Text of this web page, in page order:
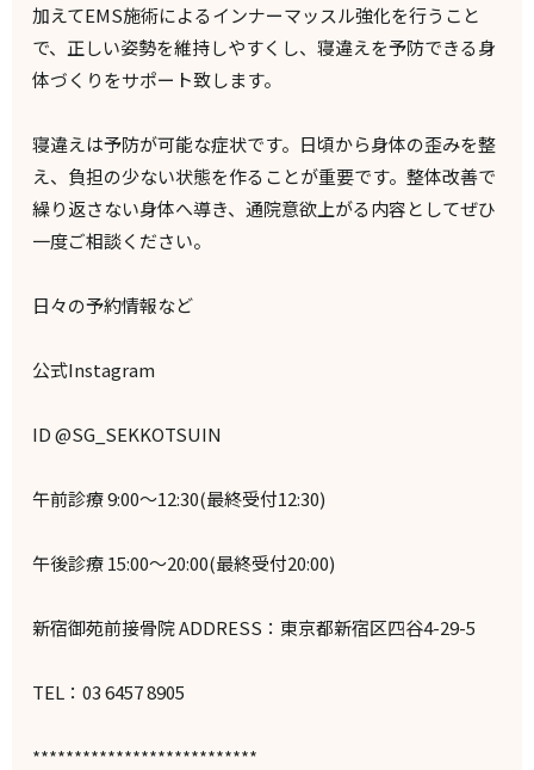
加えてEMS施術によるインナーマッスル強化を行うこと
で、正しい姿勢を維持しやすくし、寝違えを予防できる身
体づくりをサポート致します。
寝違えは予防が可能な症状です。日頃から身体の歪みを整
え、負担の少ない状態を作ることが重要です。整体改善で
繰り返さない身体へ導き、通院意欲上がる内容としてぜひ
一度ご相談ください。
日々の予約情報など
公式Instagram
ID @SG_SEKKOTSUIN
午前診療 9:00～12:30(最終受付12:30)
午後診療 15:00～20:00(最終受付20:00)
新宿御苑前接骨院 ADDRESS：東京都新宿区四谷4-29-5
TEL：03 6457 8905
***************************